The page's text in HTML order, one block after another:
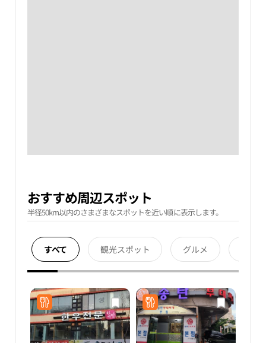
おすすめ周辺スポット
半径50km以内のさまざまなスポットを近い順に表示します。
すべて 観光スポット グルメ